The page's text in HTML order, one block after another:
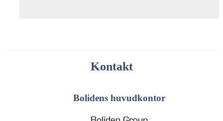
Kontakt
Bolidens huvudkontor